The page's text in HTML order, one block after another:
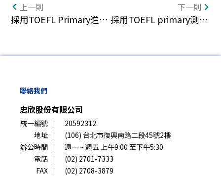
上一則
採用TOEFL Primary進行沉浸式英語教育 — 神奈川縣相模原市 LCA 國際小學
下一則
採用TOEFL primary測驗，國際化且有公信力 — 大阪府香里 Nevers 學院國高中
聯絡我們
忠欣股份有限公司
統一編號
20592312
地址
(106) 台北市復興南路二段45號2樓
辦公時間
週一 ~ 週五 上午9:00 至下午5:30
電話
(02) 2701-7333
FAX
(02) 2708-3879